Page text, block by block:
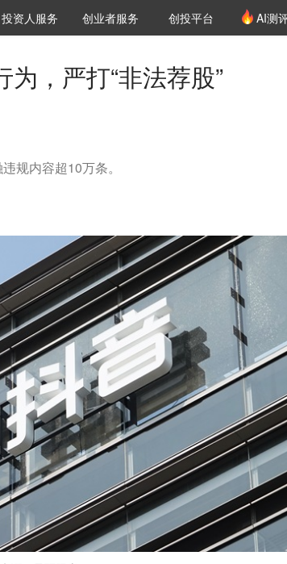
投资机构库
资机构职位推介
投资人服务 创投氪堂
创业者服务 创投平台 AI测
，严打“非法荐股”
规内容超10万条。